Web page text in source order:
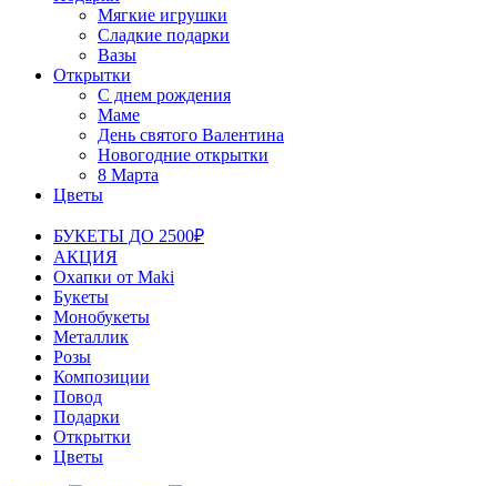
Мягкие игрушки
Сладкие подарки
Вазы
Открытки
С днем рождения
Маме
День святого Валентина
Новогодние открытки
8 Марта
Цветы
БУКЕТЫ ДО 2500₽
АКЦИЯ
Охапки от Maki
Букеты
Монобукеты
Металлик
Розы
Композиции
Повод
Подарки
Открытки
Цветы